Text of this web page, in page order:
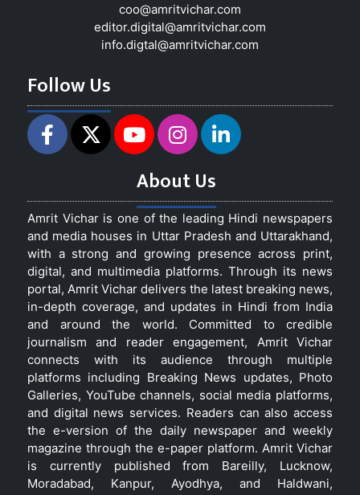
coo@amritvichar.com
editor.digital@amritvichar.com
info.digtal@amritvichar.com
Follow Us
About Us
Amrit Vichar is one of the leading Hindi newspapers
and media houses in Uttar Pradesh and Uttarakhand,
with a strong and growing presence across print,
digital, and multimedia platforms. Through its news
portal, Amrit Vichar delivers the latest breaking news,
in-depth coverage, and updates in Hindi from India
and around the world. Committed to credible
journalism and reader engagement, Amrit Vichar
connects with its audience through multiple
platforms including Breaking News updates, Photo
Galleries, YouTube channels, social media platforms,
and digital news services. Readers can also access
the e-version of the daily newspaper and weekly
magazine through the e-paper platform. Amrit Vichar
is currently published from Bareilly, Lucknow,
Moradabad, Kanpur, Ayodhya, and Haldwani,